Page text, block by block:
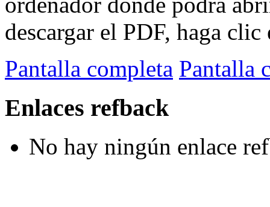
descargar el PDF, haga
Pantalla completa Pantalla
Enlaces refback
No hay ningún enlace